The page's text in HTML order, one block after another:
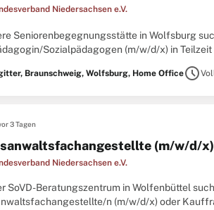
Niedersachsen e.V.
Seniorenbegegnungsstätte in Wolfsburg
Sozialpädagogen (m/w/d/x) in
Braunschweig, Wolfsburg, Home Officeschedule
3 Tagen
(m/w/d/
Niedersachsen e.V.
SoVD-Beratungszentrum in Wolfenbüttel
n (m/w/d/x) oder